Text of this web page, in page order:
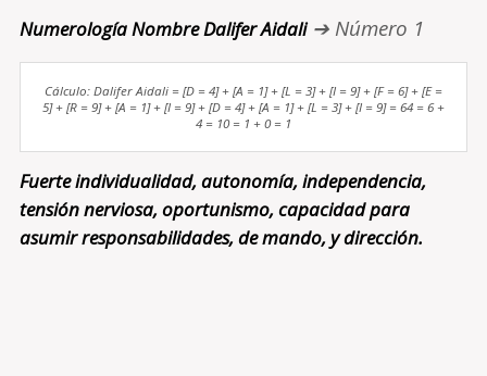
Numerología Nombre Dalifer Aidali➔ Número 1
Cálculo: Dalifer Aidali = [D = 4] + [A = 1] + [L = 3] + [I = 9] + [F = 6] + [E =
5] + [R = 9] + [A = 1] + [I = 9] + [D = 4] + [A = 1] + [L = 3] + [I = 9] = 64 = 6 +
4 = 10 = 1 + 0 = 1
Fuerte individualidad, autonomía, independencia,
tensión nerviosa, oportunismo, capacidad para
asumir responsabilidades, de mando, y dirección.